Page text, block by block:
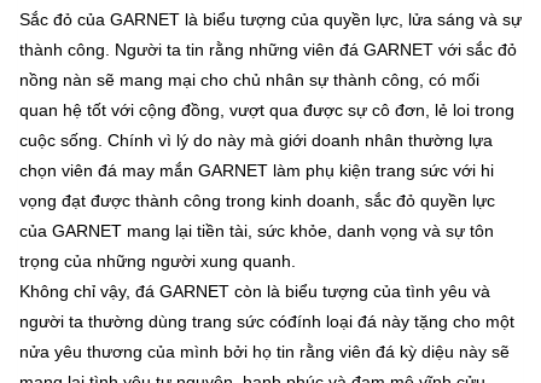
Sắc đỏ của GARNET là biểu tượng của quyền lực, lửa sáng và sự
thành công. Người ta tin rằng những viên đá GARNET với sắc đỏ
nồng nàn sẽ mang mại cho chủ nhân sự thành công, có mối
quan hệ tốt với cộng đồng, vượt qua được sự cô đơn, lẻ loi trong
cuộc sống. Chính vì lý do này mà giới doanh nhân thường lựa
chọn viên đá may mắn GARNET làm phụ kiện trang sức với hi
vọng đạt được thành công trong kinh doanh, sắc đỏ quyền lực
của GARNET mang lại tiền tài, sức khỏe, danh vọng và sự tôn
trọng của những người xung quanh.
Không chỉ vậy, đá GARNET còn là biểu tượng của tình yêu và
người ta thường dùng trang sức cóđính loại đá này tặng cho một
nửa yêu thương của mình bởi họ tin rằng viên đá kỳ diệu này sẽ